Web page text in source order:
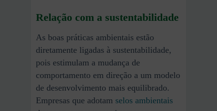
Relação com a sustentabilidade
As boas práticas ambientais estão
diretamente ligadas à sustentabilidade,
pois estimulam a mudança de
comportamento em direção a um modelo
de desenvolvimento mais equilibrado.
Empresas que adotam selos ambientais